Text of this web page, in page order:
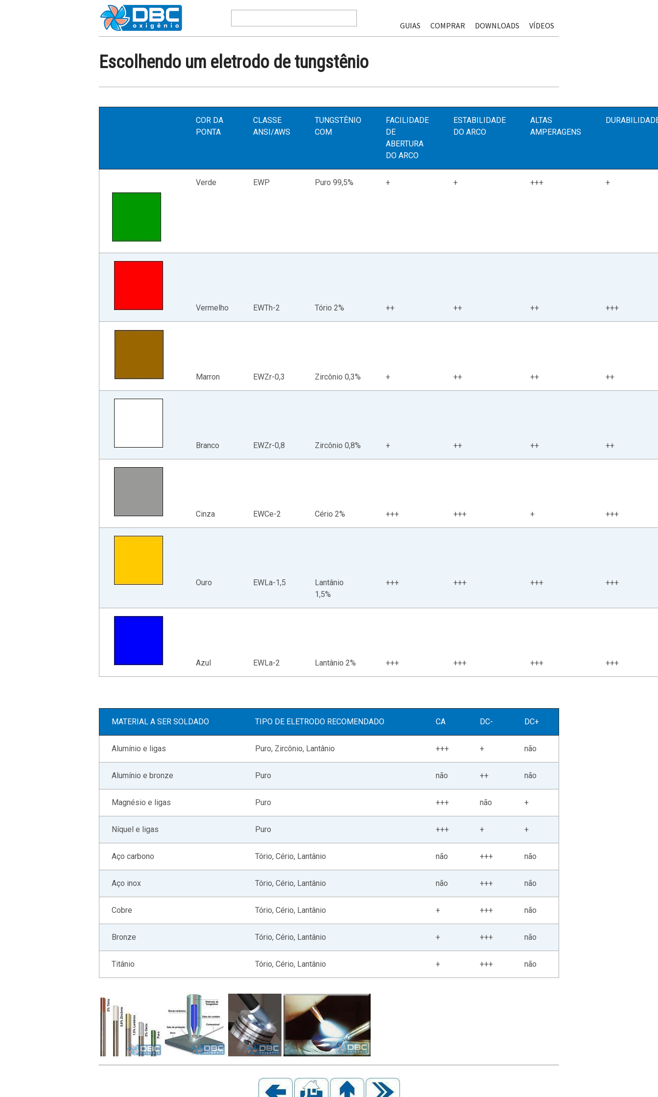
GUIAS COMPRAR DOWNLOADS VÍDEOS
Escolhendo um eletrodo de tungstênio
COR DA
PONTA
CLASSE
ANSI/AWS
TUNGSTÊNIO
COM
FACILIDADE
DE
ABERTURA
DO ARCO
ESTABILIDADE
DO ARCO
ALTAS
AMPERAGENS
Verde EWP Puro 99,5% + + +++ +
Vermelho EWTh-2 Tório 2% ++ ++ ++ +++
Marron EWZr-0,3 Zircônio 0,3% + ++ ++ ++
Branco EWZr-0,8 Zircônio 0,8% + ++ ++ ++
Cinza EWCe-2 Cério 2% +++ +++ + +++
Ouro EWLa-1,5
Lantânio
1,5%
+++ +++ +++ +++
Azul EWLa-2 Lantânio 2% +++ +++ +++ +++
MATERIAL A SER SOLDADO TIPO DE ELETRODO RECOMENDADO CA DC- DC+
Alumínio e ligas Puro, Zircônio, Lantânio +++ + não
Alumínio e bronze Puro não ++ não
Magnésio e ligas Puro +++ não +
Níquel e ligas Puro +++ + +
Aço carbono Tório, Cério, Lantânio não +++ não
Aço inox Tório, Cério, Lantânio não +++ não
Cobre Tório, Cério, Lantânio + +++ não
Bronze Tório, Cério, Lantânio + +++ não
Titânio Tório, Cério, Lantânio + +++ não